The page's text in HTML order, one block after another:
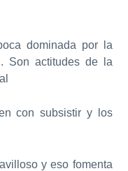
dominada por la
Son actitudes de la
con subsistir y los
y eso fomenta